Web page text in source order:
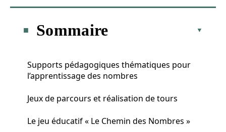
Sommaire
Supports pédagogiques thématiques pour
l’apprentissage des nombres
Jeux de parcours et réalisation de tours
Le jeu éducatif « Le Chemin des Nombres »